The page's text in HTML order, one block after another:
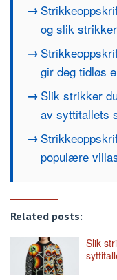
og slik
gir deg tidløs
Slik strikker
av syttitallets
populære
Related posts:
Slik